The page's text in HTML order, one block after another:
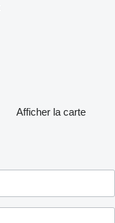
Afficher la carte